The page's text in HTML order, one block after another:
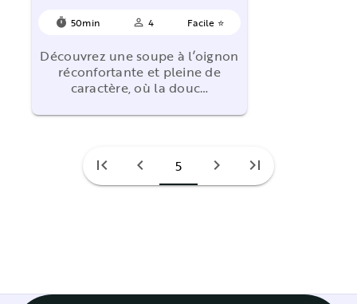
timer 50min person_outline 4 Facile ⭐
Découvrez une soupe à l’oignon
réconfortante et pleine de
caractère, où la douc…
first_page chevron_left 5 chevron_right last_page